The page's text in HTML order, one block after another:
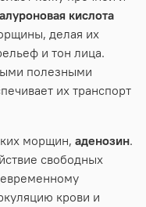
кислота
делая их
и тон лица.
полезными
их транспорт
морщин, аденозин.
свободных
крови и